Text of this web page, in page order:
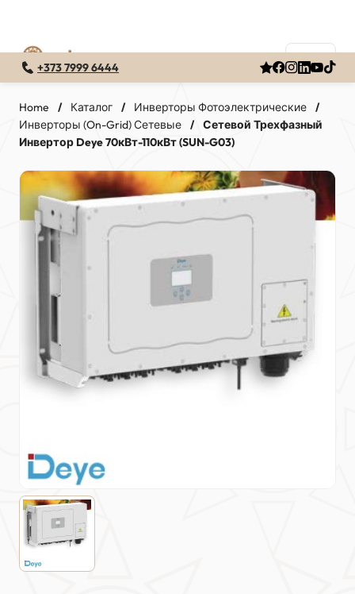
содержимому
+373 7999 6444
Home / Каталог / Инверторы Фотоэлектрические
/
Инверторы (On-Grid) Сетевые
/ Сетевой Трехфазный
Инвертор Deye 70кВт-110кВт (SUN-G03)